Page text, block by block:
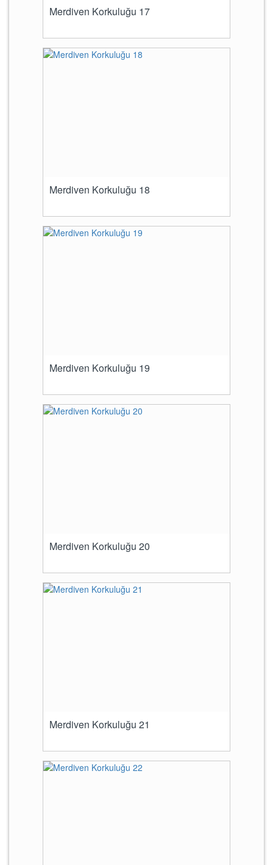
Merdiven Korkuluğu 17
Merdiven Korkuluğu 18
Merdiven Korkuluğu 19
Merdiven Korkuluğu 20
Merdiven Korkuluğu 21